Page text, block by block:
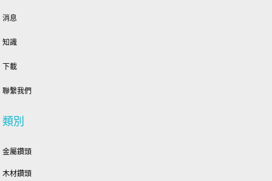
消息
知識
下載
聯繫我們
類別
金屬鑽頭
木材鑽頭